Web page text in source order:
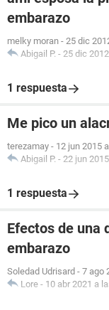
embarazo
melky moran - 25 dic
Abigail P. - 25 dic
1 respuesta
Me pico un
terezamay - 12 jun 2015
Abigail P. - 22 jun
1 respuesta
Efectos de una
embarazo
Soledad Udrisard - 7 ago
Lore - 10 abr 2021 a